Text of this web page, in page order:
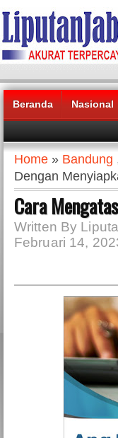
Beranda Nasional
Headlines News :
Home » Bandung
Dengan
Cara
Written By
Februari 14,